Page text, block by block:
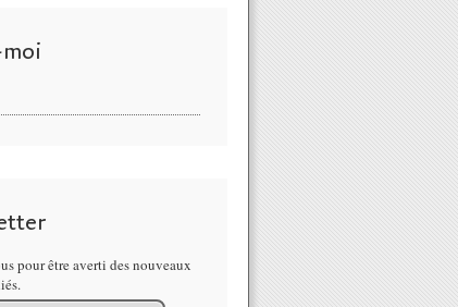
pour être averti des nouveaux